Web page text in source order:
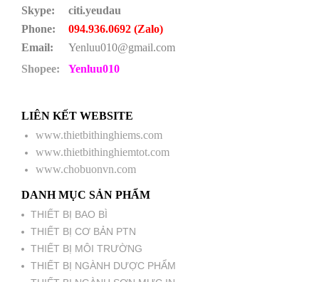
Skype:
citi.yeudau
Phone:
094.936.0692 (Zalo)
Email:
Yenluu010@gmail.com
Shopee:
Yenluu010
LIÊN KẾT WEBSITE
www.thietbithinghiems.com
www.thietbithinghiemtot.com
www.chobuonvn.com
DANH MỤC SẢN PHẨM
THIẾT BỊ BAO BÌ
THIẾT BỊ CƠ BẢN PTN
THIẾT BỊ MÔI TRƯỜNG
THIẾT BỊ NGÀNH DƯỢC PHẨM